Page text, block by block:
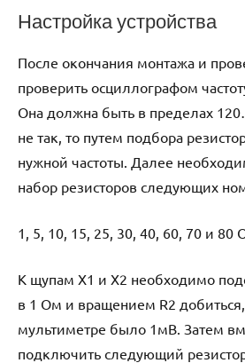
Настройка устройства
После окончания монтажа и
проверить осциллографом
Она должна быть в пределах
не так, то путем подбора
нужной частоты. Далее
набор резисторов следующих
1, 5, 10, 15, 25, 30, 40, 60, 70 и 80
К щупам X1 и X2 необходимо
в 1 Ом и вращением R2
мультиметре было 1мВ. Затем
подключить следующий